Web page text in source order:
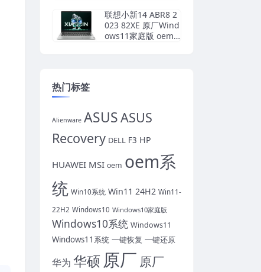
下载
联想小新14 ABR8 2
023 82XE 原厂Wind
ows11家庭版 oem
热门标签
Alienware ASUSASUS
Recovery DELL F3 HP
HUAWEI MSI oem oem系
统 Win10系统 Win11 24H2 Win11-
22H2 Windows10 Windows10家庭版
Windows10系统 Windows11
Windows11系统 一键恢复 一键还原
华为 华硕 原厂 原厂